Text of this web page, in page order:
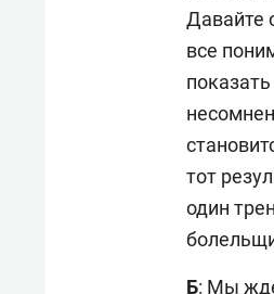
Давайте
все
тот
один
Б: Мы